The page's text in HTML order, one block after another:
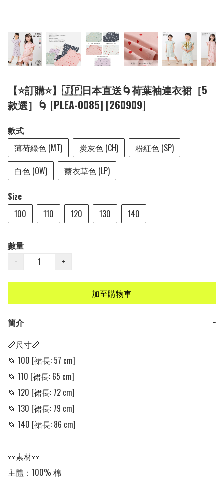
【⭐訂購⭐】🇯🇵日本直送🌀荷葉袖連衣裙［5
款選］🌀 [PLEA-0085] [260909]
款式
薄荷綠色 (MT)
炭灰色 (CH)
粉紅色 (SP)
白色 (OW)
薰衣草色 (LP)
Size
100
110 120 130 140
數量
−
+
加至購物車
簡介
−
📏尺寸📏
🌀 100 [裙長: 57 cm]
🌀 110 [裙長: 65 cm]
🌀 120 [裙長: 72 cm]
🌀 130 [裙長: 79 cm]
🌀 140 [裙長: 86 cm]
👀素材👀
主體：100% 棉